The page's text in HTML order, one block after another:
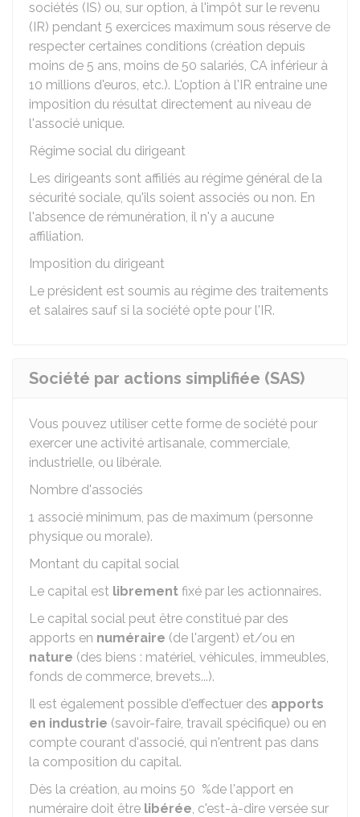
sociétés (IS) ou, sur option, à l'impôt sur le revenu
(IR) pendant 5 exercices maximum sous réserve de
respecter certaines conditions (création depuis
moins de 5 ans, moins de 50 salariés, CA inférieur à
10 millions d'euros, etc.). L'option à l'IR entraine une
imposition du résultat directement au niveau de
l'associé unique.
Régime social du dirigeant
Les dirigeants sont affiliés au régime général de la
sécurité sociale, qu'ils soient associés ou non. En
l'absence de rémunération, il n'y a aucune
affiliation.
Imposition du dirigeant
Le président est soumis au régime des traitements
et salaires sauf si la société opte pour l'IR.
Société par actions simplifiée (SAS)
Vous pouvez utiliser cette forme de société pour
exercer une activité artisanale, commerciale,
industrielle, ou libérale.
Nombre d'associés
1 associé minimum, pas de maximum (personne
physique ou morale).
Montant du capital social
Le capital est librement fixé par les actionnaires.
Le capital social peut être constitué par des
apports en numéraire (de l'argent) et/ou en
nature (des biens : matériel, véhicules, immeubles,
fonds de commerce, brevets...).
Il est également possible d'effectuer des apports
en industrie (savoir-faire, travail spécifique) ou en
compte courant d'associé, qui n'entrent pas dans
la composition du capital.
Dès la création, au moins 50 %de l'apport en
numéraire doit être libérée, c'est-à-dire versée sur